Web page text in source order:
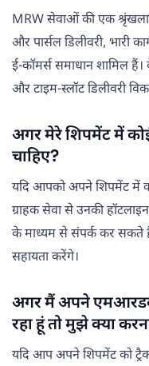
MRW सेवाओं की एक श्रृंखला
और पार्सल डिलीवरी, भारी
ई-कॉमर्स समाधान शामिल हैं।
और टाइम-स्लॉट डिलीवरी
अगर मेरे शिपमेंट में
चाहिए?
यदि आपको अपने शिपमेंट में
ग्राहक सेवा से उनकी
के माध्यम से संपर्क कर
सहायता करेंगे।
अगर मैं अपने
रहा हूं तो मुझे क्या
यदि आप अपने शिपमेंट को